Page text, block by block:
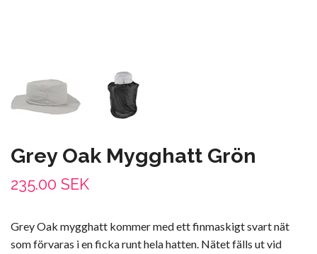
Grey Oak Mygghatt Grön
235.00 SEK
Grey Oak mygghatt kommer med ett finmaskigt svart nät
som förvaras i en ficka runt hela hatten. Nätet fälls ut vid